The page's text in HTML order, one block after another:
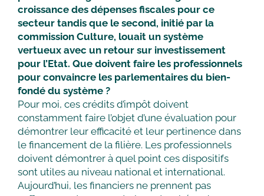
croissance des dépenses fiscales pour ce
secteur tandis que le second, initié par la
commission Culture, louait un système
vertueux avec un retour sur investissement
pour l’Etat. Que doivent faire les professionnels
pour convaincre les parlementaires du bien-
fondé du système ?
Pour moi, ces crédits d’impôt doivent
constamment faire l’objet d’une évaluation pour
démontrer leur efficacité et leur pertinence dans
le financement de la filière. Les professionnels
doivent démontrer à quel point ces dispositifs
sont utiles au niveau national et international.
Aujourd’hui, les financiers ne prennent pas